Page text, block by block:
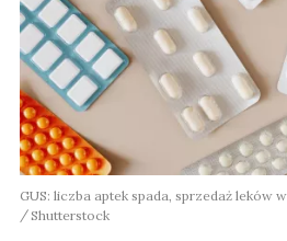
GUS: liczba aptek spada, sprzedaż leków
Shutterstock